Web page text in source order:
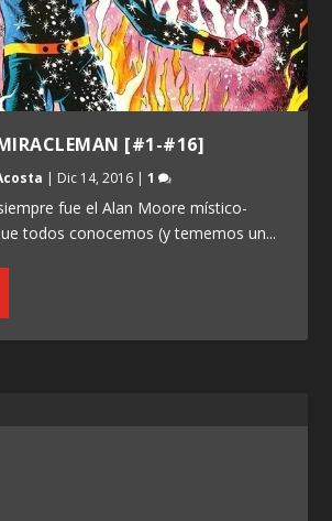
[#1-#16]
| Dic 14, 2016 |1
fue el Alan Moore místico-
todos conocemos (y tememos un...